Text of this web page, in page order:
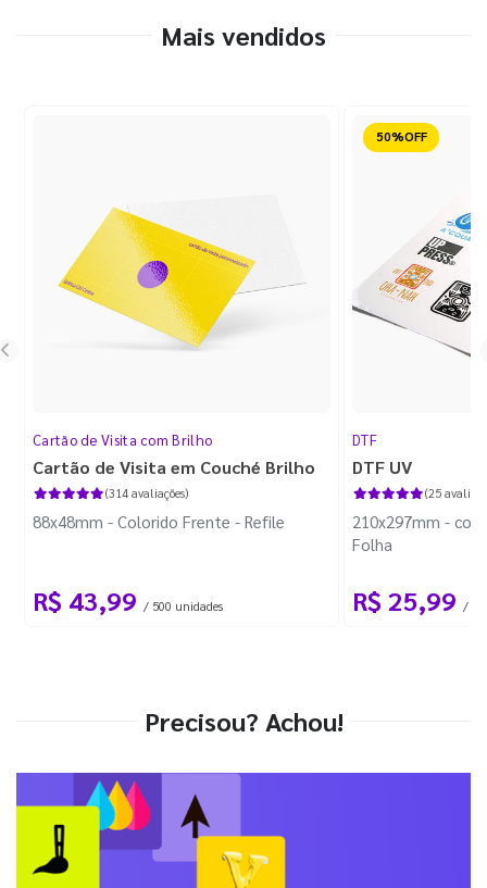
Mais vendidos
Cartão de Visita com Brilho
Cartão de Visita em Couché Brilho
(314 avaliações)
88x48mm - Colorido Frente - Refile
R$ 43,99 / 500 unidades
Reduzido
DTF
DTF UV
(25
210x297mm -
Folha
R$ 25,99 / 1
Precisou? Achou!